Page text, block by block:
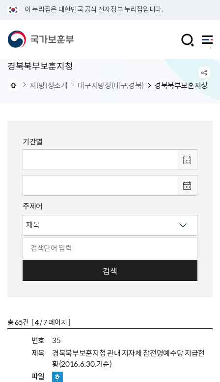
이 누리집은 대한민국 공식 전자정부 누리집입니다.
경북북부보훈지청
지(방)청소개 대구지방청(대구,경북) 경북북부보훈지청
기간별
주제어
검색
총65건 [4/ 7 페이지 ]
번호
35
제목
경북북부보훈지청 관내 지자체 참전명예수당 지급현
황(2016.6.30.기준)
파일